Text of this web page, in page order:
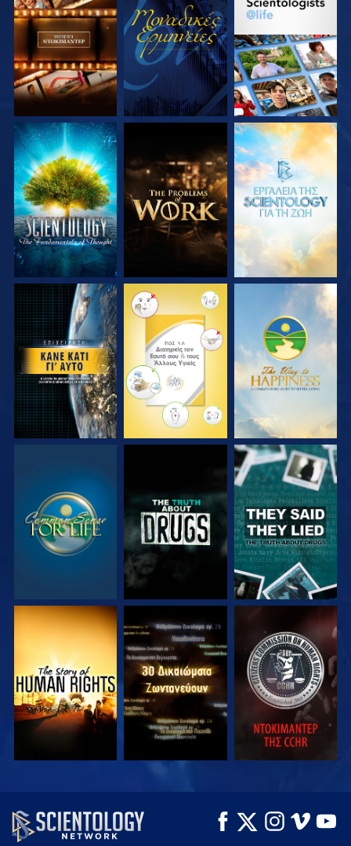
ΕΞΕΡΕΥΝΗΣΤΕ ΤΗ
ΣΕΙΡΑ
ΠΑΡΑΚΟΛΟΥΘΗΣΤΕ
ΕΞΕΡΕΥΝΗΣΤΕ ΤΗ
ΕΞΕΡΕΥΝΗΣΤΕ ΤΗ
ΣΕΙΡΑ
ΕΞΕΡΕΥΝΗΣΤΕ ΤΗ
ΣΕΙΡΑ
ΕΞΕΡΕΥΝΗΣΤΕ ΤΗ
ΣΕΙΡΑ
ΠΑΡΑΚΟΛΟΥΘΗΣΤΕ ΠΑΡΑΚΟΛΟΥΘΗΣΤΕ ΠΑΡΑΚΟΛΟΥΘΗΣΤΕ
ΠΑΡΑΚΟΛΟΥΘΗΣΤΕ ΠΑΡΑΚΟΛΟΥΘΗΣΤΕ ΠΑΡΑΚΟΛΟΥΘΗΣΤΕ
ΠΑΡΑΚΟΛΟΥΘΗΣΤΕ ΠΑΡΑΚΟΛΟΥΘΗΣΤΕ ΠΑΡΑΚΟΛΟΥΘΗΣΤΕ
ΠΑΡΑΚΟΛΟΥΘΗΣΤΕ ΠΑΡΑΚΟΛΟΥΘΗΣΤΕ
ΕΞΕΡΕΥΝΗΣΤΕ ΤΗ
ΣΕΙΡΑ